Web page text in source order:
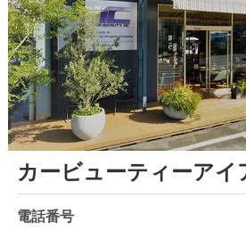
カービューティーアイ
電話番号